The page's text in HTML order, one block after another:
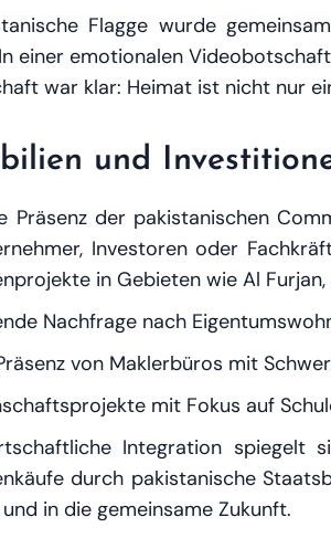
Flagge wurde
einer emotionalen
war klar: Heimat ist nicht nur
und
Präsenz der pakistanischen
Investoren oder
in Gebieten wie Al
Nachfrage nach
von Maklerbüros mit
mit Fokus auf
Integration spiegelt
durch pakistanische
in die gemeinsame Zukunft.